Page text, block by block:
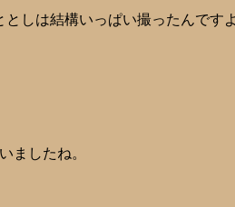
しは結構いっぱい撮ったんで
ましたね。